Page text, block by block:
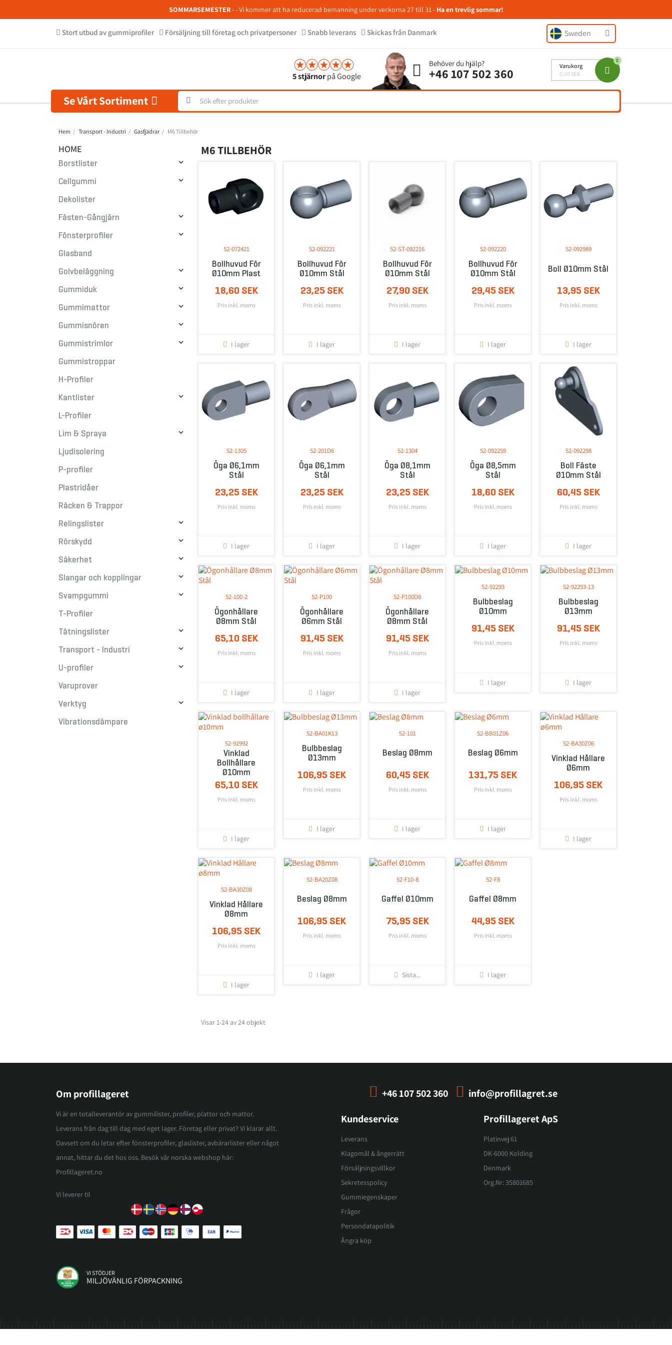
SOMMARSEMESTER- - Vi kommer att ha reducerad bemanning under veckorna 27 till 31 - Ha en trevlig sommar!
Stort utbud av gummiprofiler Försäljning till företag och privatpersoner Snabb leverans Skickas från Danmark Sweden
5 stjärnorpå Google
Behöver du hjälp?
+46 107 502 360
Varukorg
0,00 SEK
Se Vårt Sortiment
Hem Transport - Industri Gasfjädrar M6 Tillbehör
HOME
Borstlister 
Cellgummi 
Dekolister
Fästen-Gångjärn

Fönsterprofiler 
Glasband
Golvbeläggning

Gummiduk 
Gummimattor 
Gummisnören 
Gummistrimlor 
Gummistroppar
H-Profiler
Kantlister

L-Profiler
Lim & Spraya

Ljudisolering
P-profiler
Plastridåer
Räcken & Trappor
Relingslister

Rörskydd 
Säkerhet 
Slangar och kopplingar 
Svampgummi 
T-Profiler
Tätningslister

Transport - Industri 
U-profiler 
Varuprover
Verktyg

Vibrationsdämpare
M6 TILLBEHÖR
52-072421
Bollhuvud För
Ø10mm Plast
18,60 SEK
Pris inkl. moms
I lager
52-092221
Bollhuvud För
Ø10mm Stål
23,25 SEK
Pris inkl. moms
I lager
52-ST-092216
Bollhuvud För
Ø10mm Stål
27,90 SEK
Pris inkl. moms
I lager
52-092220
Bollhuvud För
Ø10mm Stål
29,45 SEK
Pris inkl. moms
I lager
52-092989
Boll Ø10mm Stål
13,95 SEK
Pris inkl. moms
I lager
52-1305
Öga Ø6,1mm
Stål
23,25 SEK
Pris inkl. moms
I lager
52-201D6
Öga Ø6,1mm
Stål
23,25 SEK
Pris inkl. moms
I lager
52-1304
Öga Ø8,1mm
Stål
23,25 SEK
Pris inkl. moms
I lager
52-092259
Öga Ø8,5mm
Stål
18,60 SEK
Pris inkl. moms
I lager
52-092298
Boll Fäste
Ø10mm Stål
60,45 SEK
Pris inkl. moms
I lager
52-100-2
Ögonhållare
Ø8mm Stål
65,10 SEK
Pris inkl. moms
I lager
52-P100
Ögonhållare
Ø6mm Stål
91,45 SEK
Pris inkl. moms
I lager
52-P100D8
Ögonhållare
Ø8mm Stål
91,45 SEK
Pris inkl. moms
I lager
52-92293
Bulbbeslag
Ø10mm
91,45 SEK
Pris inkl. moms
I lager
52-92293-13
Bulbbeslag
Ø13mm
91,45 SEK
Pris inkl. moms
I lager
52-92992
Vinklad
Bollhållare
Ø10mm
65,10 SEK
Pris inkl. moms
I lager
52-BA01K13
Bulbbeslag
Ø13mm
106,95 SEK
Pris inkl. moms
I lager
52-101
Beslag Ø8mm
60,45 SEK
Pris inkl. moms
I lager
52-BB01Z06
Beslag Ø6mm
131,75 SEK
Pris inkl. moms
I lager
52-BA30Z06
Vinklad Hållare
Ø6mm
106,95 SEK
Pris inkl. moms
I lager
52-BA30Z08
Vinklad Hållare
Ø8mm
106,95 SEK
Pris inkl. moms
I lager
52-BA20Z08
Beslag Ø8mm
106,95 SEK
Pris inkl. moms
I lager
52-F10-8
Gaffel Ø10mm
75,95 SEK
Pris inkl. moms
Sista...
52-F8
Gaffel Ø8mm
44,95 SEK
Pris inkl. moms
I lager
Visar 1-24 av 24 objekt
+46 107 502 360 info@profillagret.se
Om profillageret
Vi är en totalleverantör av gummilister, profiler, plattor och mattor.
Leverans från dag till dag med eget lager. Företag eller privat? Vi klarar allt.
Oavsett om du letar efter fönsterprofiler, glaslister, avbärarlister eller något
annat, hittar du det hos oss. Besök vår norska webshop här:
Profillageret.no
Vi leverer til
Kundeservice
Leverans
Klagomål & ångerrätt
Försäljningsvillkor
Sekretesspolicy
Gummiegenskaper
Frågor
Persondatapolitik
Ångra köp
Profillageret ApS
Platinvej 61
DK-6000 Kolding
Denmark
Org.Nr: 35801685
VI STÖDJER
MILJÖVÄNLIG FÖRPACKNING